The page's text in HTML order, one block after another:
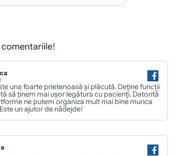
una foarte prietenoasă și plăcută. Deține funcții
să ținem mai ușor legătura cu pacienți. Datorită
ne putem organiza mult mai bine munca
un ajutor de nădejde!